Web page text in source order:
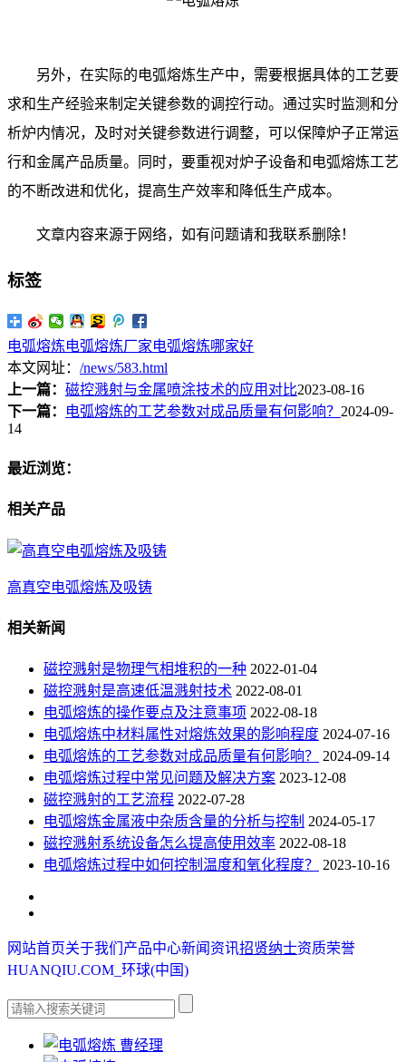
另外，在实际的电弧熔炼生产中，需要根据具体的工艺要
求和生产经验来制定关键参数的调控行动。通过实时监测和分
析炉内情况，及时对关键参数进行调整，可以保障炉子正常运
行和金属产品质量。同时，要重视对炉子设备和电弧熔炼工艺
的不断改进和优化，提高生产效率和降低生产成本。
文章内容来源于网络，如有问题请和我联系删除！
标签
电弧熔炼电弧熔炼厂家电弧熔炼哪家好
本文网址： /news/583.html
上一篇： 磁控溅射与金属喷涂技术的应用对比2023-08-16
下一篇：
电弧熔炼的工艺参数对成品质量有何影响？ 2024-09-
14
最近浏览：
相关产品
高真空电弧熔炼及吸铸
相关新闻
磁控溅射是物理气相堆积的一种 2022-01-04
磁控溅射是高速低温溅射技术 2022-08-01
电弧熔炼的操作要点及注意事项 2022-08-18
电弧熔炼中材料属性对熔炼效果的影响程度 2024-07-16
电弧熔炼的工艺参数对成品质量有何影响？
2024-09-14
电弧熔炼过程中常见问题及解决方案 2023-12-08
磁控溅射的工艺流程 2022-07-28
电弧熔炼金属液中杂质含量的分析与控制 2024-05-17
磁控溅射系统设备怎么提高使用效率 2022-08-18
电弧熔炼过程中如何控制温度和氧化程度？
2023-10-16
网站首页关于我们 产品中心新闻资讯招贤纳士资质荣誉
HUANQIU.COM_环球(中国)
曹经理